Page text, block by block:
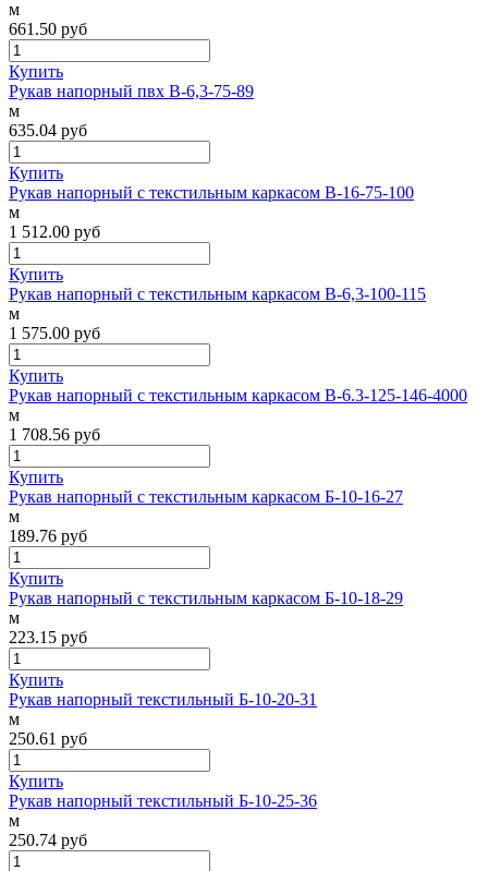
м
661.50 руб
Купить
Рукав напорный пвх В-6,3-75-89
м
635.04 руб
Купить
Рукав напорный с текстильным каркасом В-16-75-100
м
1 512.00 руб
Купить
Рукав напорный с текстильным каркасом В-6,3-100-115
м
1 575.00 руб
Купить
Рукав напорный с текстильным каркасом В-6.3-125-146-4000
м
1 708.56 руб
Купить
Рукав напорный с текстильным каркасом Б-10-16-27
м
189.76 руб
Купить
Рукав напорный с текстильным каркасом Б-10-18-29
м
223.15 руб
Купить
Рукав напорный текстильный Б-10-20-31
м
250.61 руб
Купить
Рукав напорный текстильный Б-10-25-36
м
250.74 руб